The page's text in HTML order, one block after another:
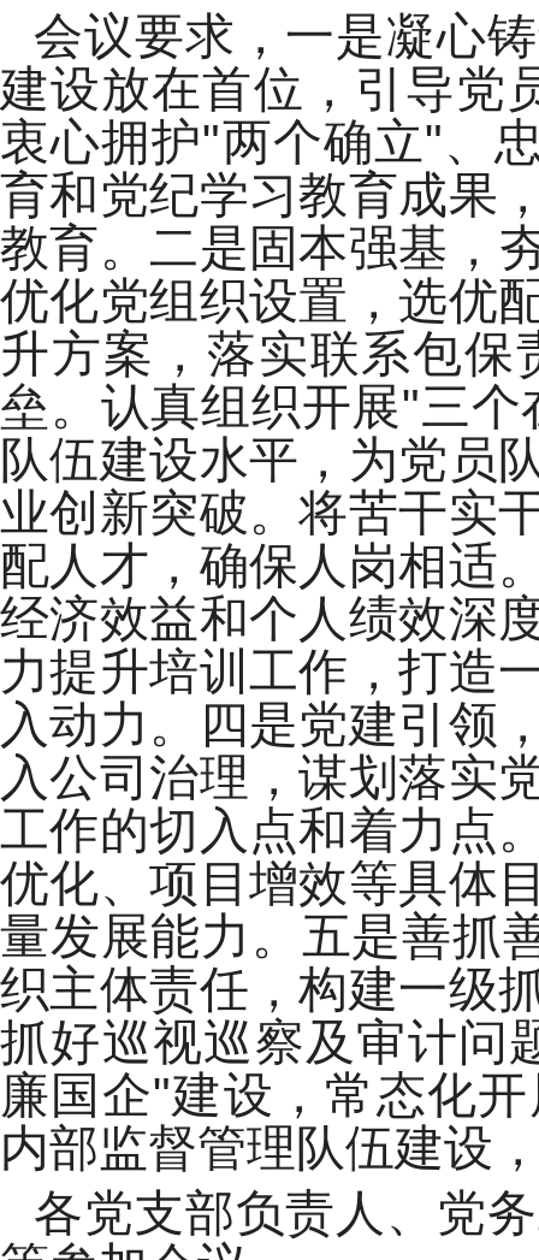
会议要求，一是凝心
建设放在首位，引导党
衷心拥护"两个确立"、
育和党纪学习教育成果
教育。二是固本强基，
优化党组织设置，选优
升方案，落实联系包
垒。认真组织开展"三
队伍建设水平，为党员
业创新突破。将苦干实
配人才，确保人岗相适
经济效益和个人绩效深
力提升培训工作，打造
入动力。四是党建引领
入公司治理，谋划落实
工作的切入点和着力点
优化、项目增效等具体
量发展能力。五是善抓
织主体责任，构建一级
抓好巡视巡察及审计问
廉国企"建设，常态化
内部监督管理队伍建设
各党支部负责人、党